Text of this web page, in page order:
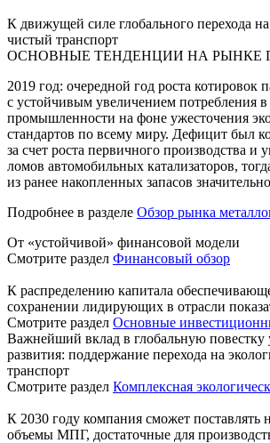
К движущей силе глобального перехода
чистый транспорт
ОСНОВНЫЕ ТЕНДЕНЦИИ НА РЫНКЕ
2019 год: очередной год роста котировок
с устойчивым увеличением потребления
промышленности на фоне ужесточения
стандартов по всему миру. Дефицит был
за счет роста первичного производства и
ломов автомобильных катализаторов,
из ранее накопленных запасов
Подробнее в разделе Обзор рынка
От «устойчивой» финансовой модели
Смотрите раздел Финансовый обзор
К распределению капитала
сохранении лидирующих в отрасли
Смотрите раздел Основные
Важнейший вклад в глобальную повестку
развития: поддержание перехода на
транспорт
Смотрите раздел Комплексная
К 2030 году компания сможет поставлять
объемы МПГ, достаточные для